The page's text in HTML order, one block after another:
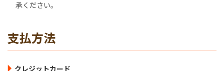
承ください。
支払方法
クレジットカード